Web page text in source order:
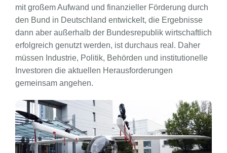
mit großem Aufwand und finanzieller Förderung durch
den Bund in Deutschland entwickelt, die Ergebnisse
dann aber außerhalb der Bundesrepublik wirtschaftlich
erfolgreich genutzt werden, ist durchaus real. Daher
müssen Industrie, Politik, Behörden und institutionelle
Investoren die aktuellen Herausforderungen
gemeinsam angehen.